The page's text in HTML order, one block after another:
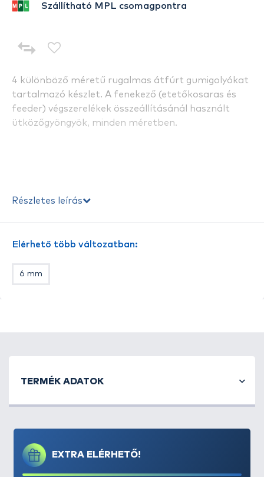
4 különböző méretű rugalmas átfúrt gumigolyókat
tartalmazó készlet. A fenekező (etetőkosaras és
feeder) végszerelékek összeállításánál használt
ütközőgyöngyök, minden méretben.
Részletes leírás
Elérhető több változatban:
6 mm
Szállítható MPL csomagpontra
EXTRA ELÉRHETŐ!
TERMÉK ADATOK